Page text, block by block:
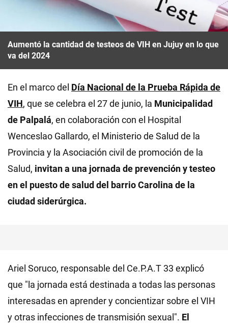
Aumentó la cantidad de testeos de VIH en Jujuy en lo que
va del 2024
En el marco del Día Nacional de la Prueba Rápida de
VIH, que se celebra el 27 de junio, la Municipalidad
de Palpalá, en colaboración con el Hospital
Wenceslao Gallardo, el Ministerio de Salud de la
Provincia y la Asociación civil de promoción de la
Salud, invitan a una jornada de prevención y testeo
en el puesto de salud del barrio Carolina de la
ciudad siderúrgica.
Ariel Soruco, responsable del Ce.P.A.T 33 explicó
que "la jornada está destinada a todas las personas
interesadas en aprender y concientizar sobre el VIH
y otras infecciones de transmisión sexual". El